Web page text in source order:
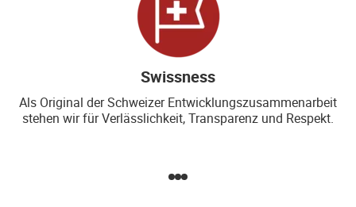
Swissness
Als Original der Schweizer Entwicklungszusammenarbeit
stehen wir für Verlässlichkeit, Transparenz und Respekt.